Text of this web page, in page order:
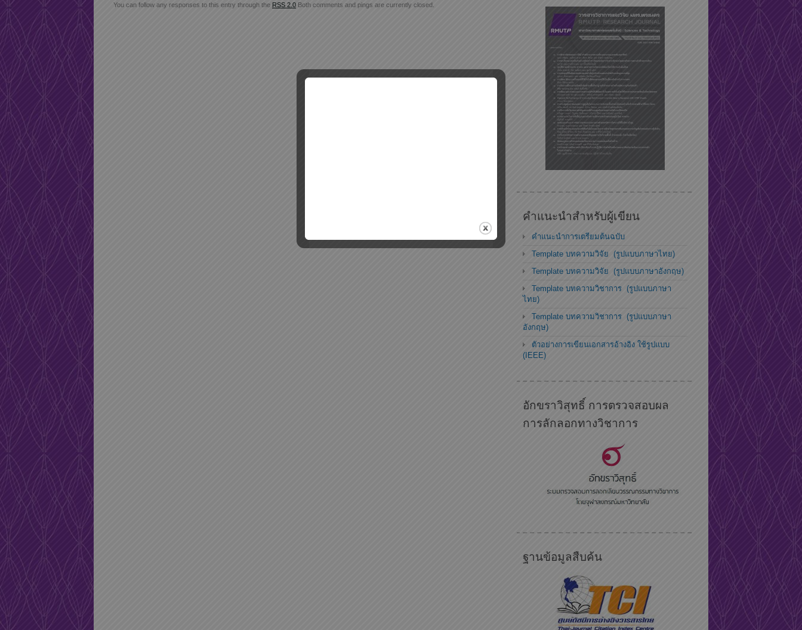
You can follow any responses to this entry through the RSS 2.0 Both comments and pings are currently closed.
คำแนะนำสำหรับผู้เขียน
คำแนะนำการเตรียมต้นฉบับ
Template บทความวิจัย (รูปแบบภาษาไทย)
Template บทความวิจัย (รูปแบบภาษาอังกฤษ)
Template บทความวิชาการ (รูปแบบภาษา
ไทย)
Template บทความวิชาการ (รูปแบบภาษา
อังกฤษ)
ตัวอย่างการเขียนเอกสารอ้างอิง ใช้รูปแบบ
(IEEE)
อักขราวิสุทธิ์ การตรวจสอบผล
การลักลอกทางวิชาการ
ฐานข้อมูลสืบค้น